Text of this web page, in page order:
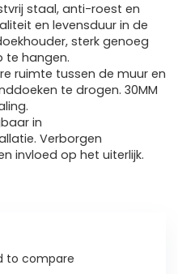
staal, anti-roest en
en levensduur in de
sterk genoeg
te hangen.
ruimte tussen de muur en
te drogen. 30MM
in
Verborgen
invloed op het uiterlijk.
to compare